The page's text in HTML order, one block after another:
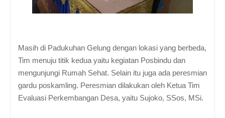
Masih di Padukuhan Gelung dengan lokasi yang berbeda,
Tim menuju titik kedua yaitu kegiatan Posbindu dan
mengunjungi Rumah Sehat. Selain itu juga ada peresmian
gardu poskamling. Peresmian dilakukan oleh Ketua Tim
Evaluasi Perkembangan Desa, yaitu Sujoko, SSos, MSi.